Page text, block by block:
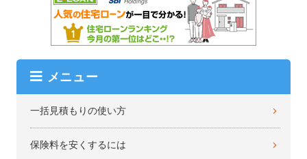
メニュー
一括見積もりの使い方
保険料を安くするには